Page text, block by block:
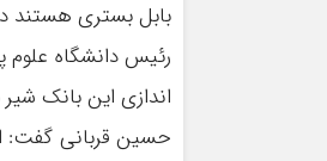
بابل بستری هستند
رئیس دانشگاه علوم
اندازی این بانک
حسین قربانی گفت: